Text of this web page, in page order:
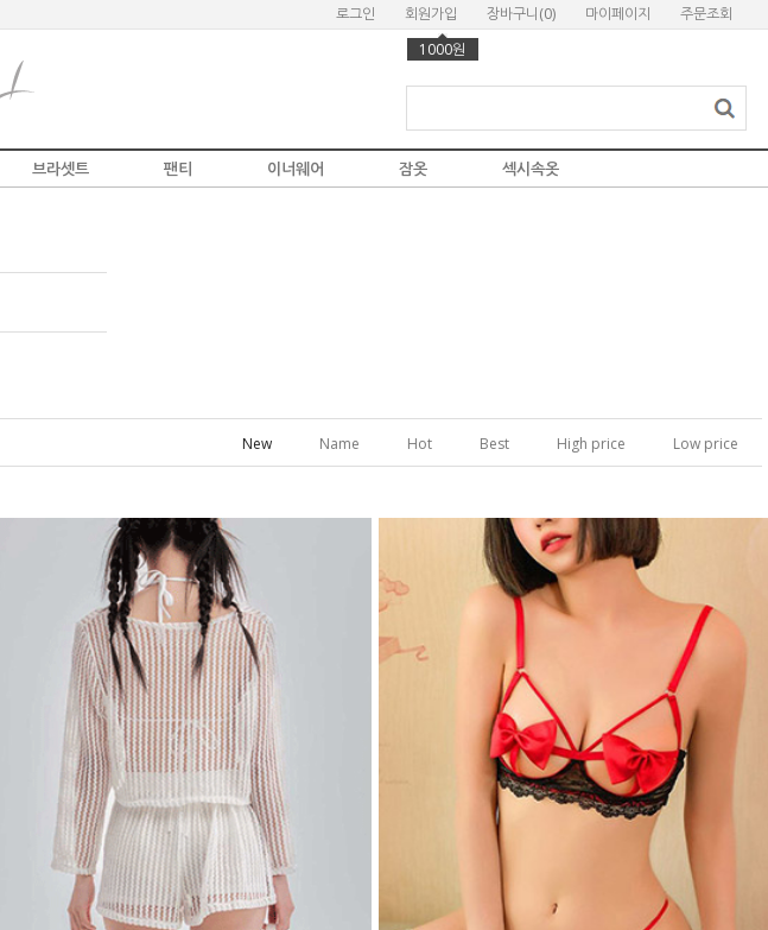
로그인
회원가입
1000원
장바구니(0) 마이페이지 주문조회
브라셋트 팬티 이너웨어 잠옷 섹시속옷
New Name Hot Best High price Low price